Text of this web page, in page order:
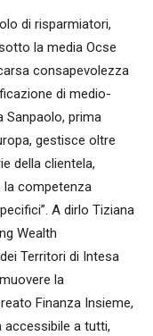
di risparmiatori,
la media Ocse
consapevolezza
di medio-
Sanpaolo, prima
gestisce oltre
della clientela,
la competenza
A dirlo Tiziana
Wealth
Territori di Intesa
la
Finanza Insieme,
a tutti,